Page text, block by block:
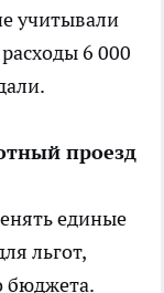
учитывали
6 000
проезд
единые
льгот,
бюджета.